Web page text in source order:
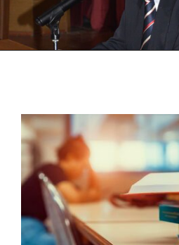
HİZMETLERİMİZ
BAĞIŞ